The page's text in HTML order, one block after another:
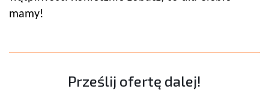
mamy!
Prześlij ofertę dalej!